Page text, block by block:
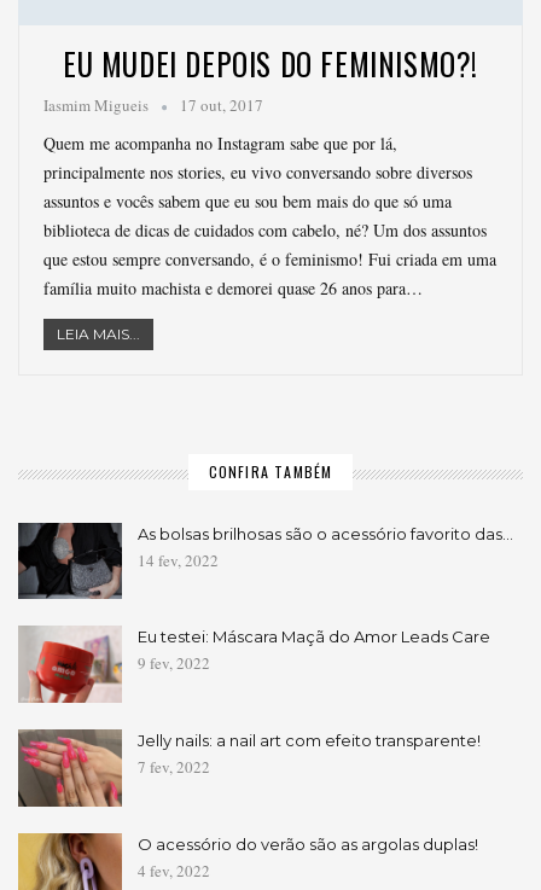
EU MUDEI DEPOIS DO FEMINISMO?!
Iasmim Migueis 17 out, 2017
Quem me acompanha no Instagram sabe que por lá,
principalmente nos stories, eu vivo conversando sobre diversos
assuntos e vocês sabem que eu sou bem mais do que só uma
biblioteca de dicas de cuidados com cabelo, né? Um dos assuntos
que estou sempre conversando, é o feminismo! Fui criada em uma
família muito machista e demorei quase 26 anos para…
LEIA MAIS...
CONFIRA TAMBÉM
As bolsas brilhosas são o acessório favorito das…
14 fev, 2022
Eu testei: Máscara Maçã do Amor Leads Care
9 fev, 2022
Jelly nails: a nail art com efeito transparente!
7 fev, 2022
O acessório do verão são as argolas duplas!
4 fev, 2022